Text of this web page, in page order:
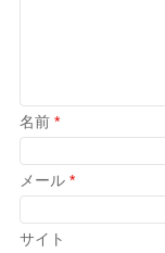
名前*
メール*
サイト